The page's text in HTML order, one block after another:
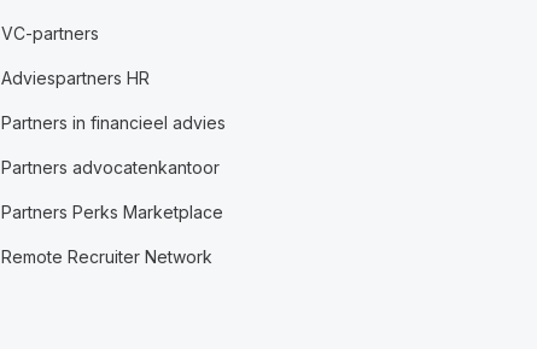
VC-partners
Adviespartners HR
Partners in financieel advies
Partners advocatenkantoor
Partners Perks Marketplace
Remote Recruiter Network